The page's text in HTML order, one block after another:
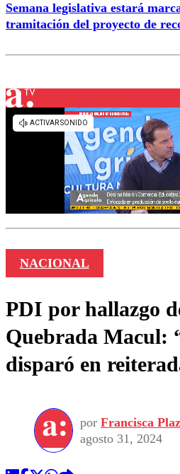
Semana legislativa estará
tramitación del proyecto de
NACIONAL
PDI por hallazgo
Quebrada Macul:
disparó en
por Francisca
agosto 31, 2024